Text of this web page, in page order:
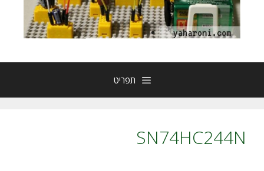
תפריט
SN74HC244N